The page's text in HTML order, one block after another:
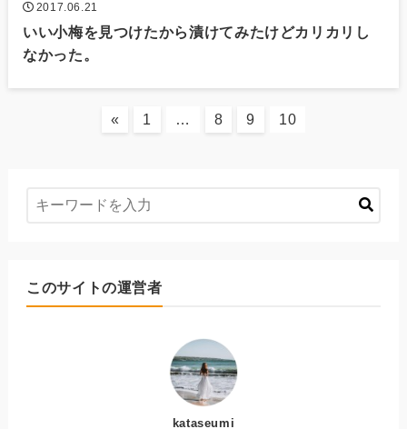
2017.06.21
いい小梅を見つけたから漬けてみたけどカリカリし
なかった。
« 1 … 8 9 10
このサイトの運営者
kataseumi